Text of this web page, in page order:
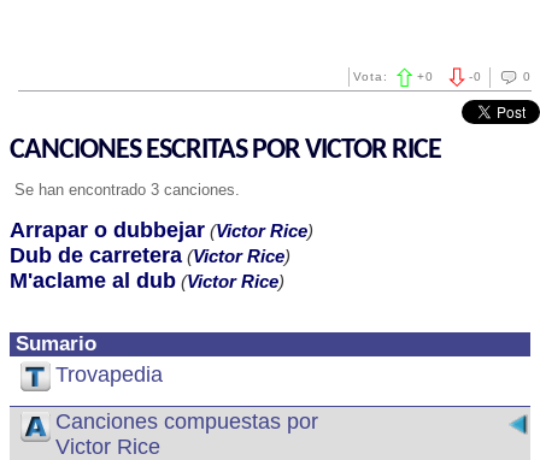
0
-0
Vota: +0
CANCIONES ESCRITAS POR VICTOR RICE
Se han encontrado 3 canciones.
Sumario
Trovapedia
Canciones compuestas por
Victor Rice
Arrapar o dubbejar (Victor Rice)
Dub de carretera (Victor Rice)
M'aclame al dub (Victor Rice)